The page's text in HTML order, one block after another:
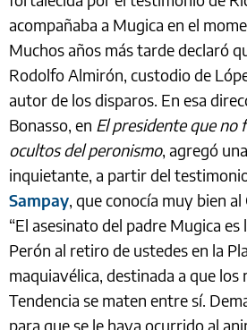
acompañaba a Mugica en el
Muchos años más tarde declaró
Rodolfo Almirón, custodio de
autor de los disparos. En esa
Bonasso, en El presidente que no
ocultos del peronismo, agregó
inquietante, a partir del
Sampay, que conocía muy bien
“El asesinato del padre Mugica es
Perón al retiro de ustedes en la
maquiavélica, destinada a que los
Tendencia se maten entre sí.
para que se le haya ocurrido al